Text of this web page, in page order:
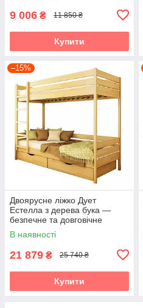
9 006 ₴ 11 850 ₴
Купити
–15%
Двоярусне ліжко Дует
Естелла з дерева бука —
безпечне та довговічне
В наявності
21 879 ₴ 25 740 ₴
Купити